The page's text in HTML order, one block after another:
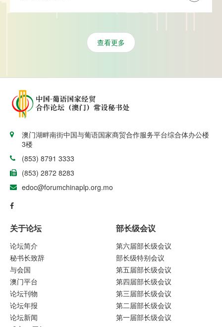
查看更多
澳门湖畔南街中国与葡语国家商贸合作服务平台综合体办公楼
3楼
(853) 8791 3333
(853) 2872 8283
edoc@forumchinaplp.org.mo
关于论坛
论坛简介
秘书长致辞
与会国
澳门平台
论坛刊物
论坛年报
论坛新闻
部长级会议
第六届部长级会议
部长级特别会议
第五届部长级会议
第四届部长级会议
第三届部长级会议
第二届部长级会议
第一届部长级会议